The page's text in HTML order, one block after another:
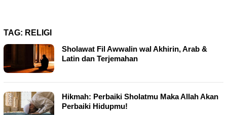
TAG: RELIGI
Sholawat Fil Awwalin wal Akhirin, Arab &
Latin dan Terjemahan
Hikmah: Perbaiki Sholatmu Maka Allah Akan
Perbaiki Hidupmu!